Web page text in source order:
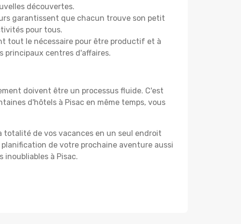
découvertes.
garantissent que chacun trouve son petit
pour tous.
tout le nécessaire pour être productif et à
principaux centres d'affaires.
doivent être un processus fluide. C'est
d'hôtels à Pisac en même temps, vous
totalité de vos vacances en un seul endroit
de votre prochaine aventure aussi
inoubliables à Pisac.